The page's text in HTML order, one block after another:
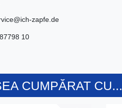
zapfe.de
10
CUMPĂRAT CU...